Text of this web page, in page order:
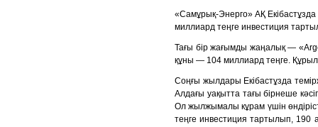
«Самұрық-Энерго» АҚ
миллиард теңге инвестиция
Тағы бір жағымды жаңалық —
құны — 104 миллиард теңге.
Соңғы жылдары Екібастұзда
Алдағы уақытта тағы бірнеше
Ол жылжымалы кұрам үшін
теңге инвестиция тартылып, 190